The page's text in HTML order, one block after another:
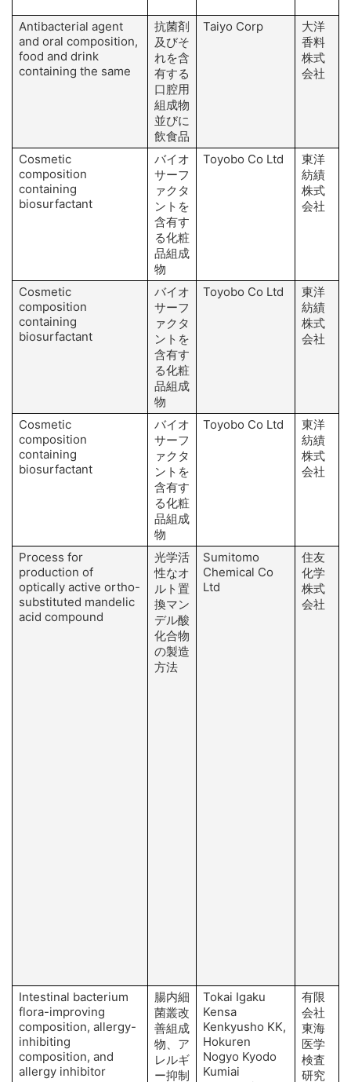
Antibacterial agent
and oral composition,
food and drink
containing the same
抗菌剤
及びそ
れを含
有する
口腔用
組成物
並びに
飲食品
Taiyo Corp
大洋
香料
株式
会社
Cosmetic
composition
containing
biosurfactant
バイオ
サーフ
ァクタ
ントを
含有す
る化粧
品組成
物
Toyobo Co Ltd
東洋
紡績
株式
会社
Cosmetic
composition
containing
biosurfactant
バイオ
サーフ
ァクタ
ントを
含有す
る化粧
品組成
物
Toyobo Co Ltd
東洋
紡績
株式
会社
Cosmetic
composition
containing
biosurfactant
バイオ
サーフ
ァクタ
ントを
含有す
る化粧
品組成
物
Toyobo Co Ltd
東洋
紡績
株式
会社
Process for
production of
optically active ortho-
substituted mandelic
acid compound
光学活
性なオ
ルト置
換マン
デル酸
化合物
の製造
方法
Sumitomo
Chemical Co
Ltd
住友
化学
株式
会社
Intestinal bacterium
flora-improving
composition, allergy-
inhibiting
composition, and
allergy inhibitor
腸内細
菌叢改
善組成
物、ア
レルギ
ー抑制
Tokai Igaku
Kensa
Kenkyusho KK,
Hokuren
Nogyo Kyodo
Kumiai
有限
会社
東海
医学
検査
研究